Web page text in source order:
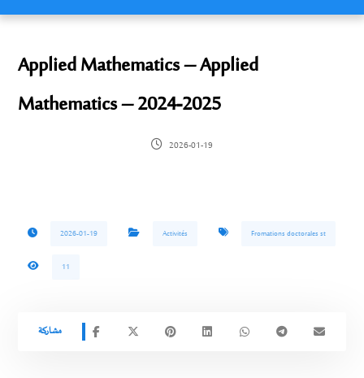
Applied Mathematics – Applied
Mathematics – 2024-2025
2026-01-19
2026-01-19 Activités Fromations doctorales st
11